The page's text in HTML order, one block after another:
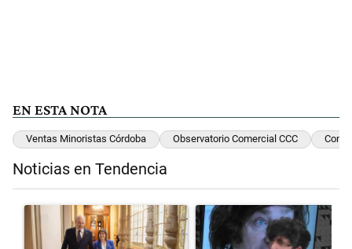
EN ESTA NOTA
Ventas Minoristas Córdoba Observatorio Comercial CCC
Noticias en Tendencia
Un artículo de tendencia con el título "El Gobierno cedió en la Ley
Un artículo de tendencia con el